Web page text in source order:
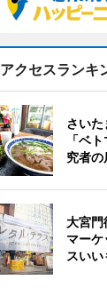
アクセスランキ
さい
「ベ
究者
大宮門
マーケ
スいい